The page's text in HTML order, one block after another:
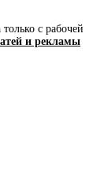
с рабочей
и рекламы